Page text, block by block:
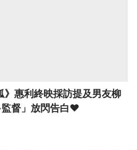
》惠利終映採訪提及男友柳
督」放閃告白❤